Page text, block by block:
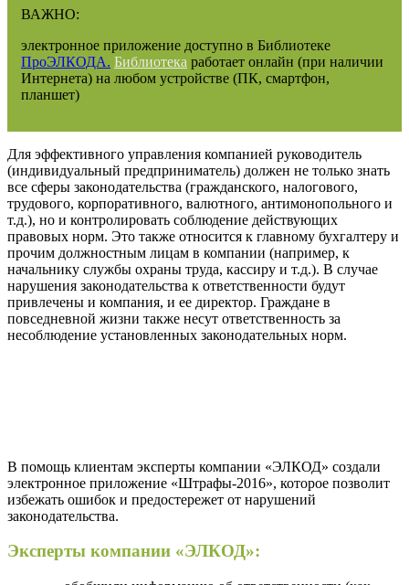
ВАЖНО:
электронное приложение доступно в Библиотеке
ПроЭЛКОДА. Библиотека работает онлайн (при наличии
Интернета) на любом устройстве (ПК, смартфон,
планшет)
Для эффективного управления компанией руководитель
(индивидуальный предприниматель) должен не только знать
все сферы законодательства (гражданского, налогового,
трудового, корпоративного, валютного, антимонопольного и
т.д.), но и контролировать соблюдение действующих
правовых норм. Это также относится к главному бухгалтеру и
прочим должностным лицам в компании (например, к
начальнику службы охраны труда, кассиру и т.д.). В случае
нарушения законодательства к ответственности будут
привлечены и компания, и ее директор. Граждане в
повседневной жизни также несут ответственность за
несоблюдение установленных законодательных норм.
В помощь клиентам эксперты компании «ЭЛКОД» создали
электронное приложение «Штрафы-2016», которое позволит
избежать ошибок и предостережет от нарушений
законодательства.
Эксперты компании «ЭЛКОД»: